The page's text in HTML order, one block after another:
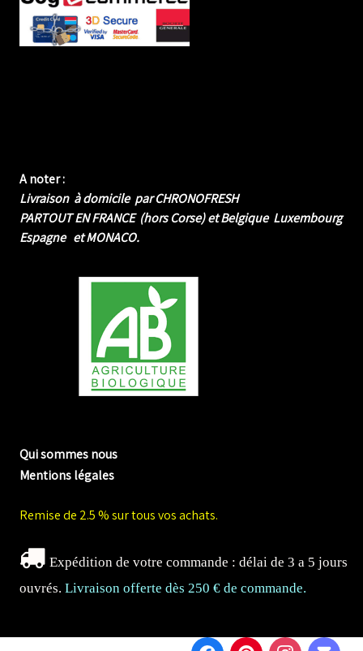
A noter :
Livraison à domicile par CHRONOFRESH
PARTOUT EN FRANCE (hors Corse) et Belgique Luxembourg
Espagne et MONACO.
Qui sommes nous
Mentions légales
Remise de 2.5 % sur tous vos achats.
Expédition de votre commande : délai de 3 a 5 jours
ouvrés. Livraison offerte dès 250 € de commande.